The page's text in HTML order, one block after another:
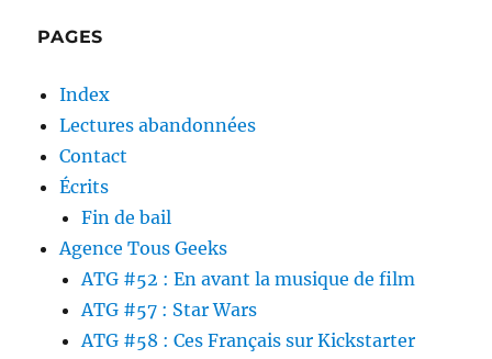
PAGES
Index
Lectures abandonnées
Contact
Écrits
Fin de bail
Agence Tous Geeks
ATG #52 : En avant la musique de film
ATG #57 : Star Wars
ATG #58 : Ces Français sur Kickstarter